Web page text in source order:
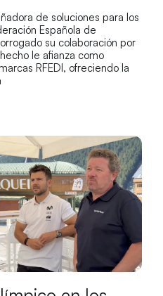
de soluciones para los
Española de
su colaboración por
le afianza como
RFEDI, ofreciendo la